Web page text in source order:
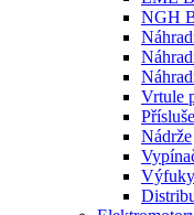
NGH
Vrtule
Nádrže
Výfuky